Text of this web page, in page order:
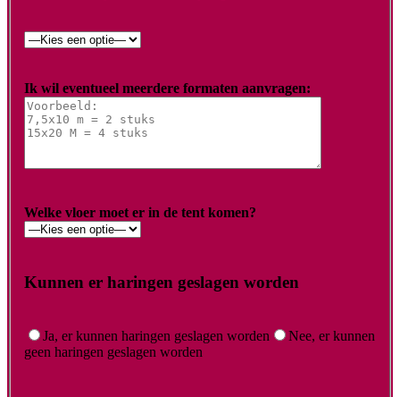
Ik wil eventueel meerdere formaten aanvragen:
Welke vloer moet er in de tent komen?
Kunnen er haringen geslagen worden
Ja, er kunnen haringen geslagen worden
Nee, er kunnen
geen haringen geslagen worden